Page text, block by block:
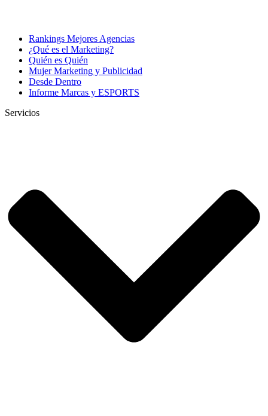
Rankings Mejores Agencias
¿Qué es el Marketing?
Quién es Quién
Mujer Marketing y Publicidad
Desde Dentro
Informe Marcas y ESPORTS
Servicios